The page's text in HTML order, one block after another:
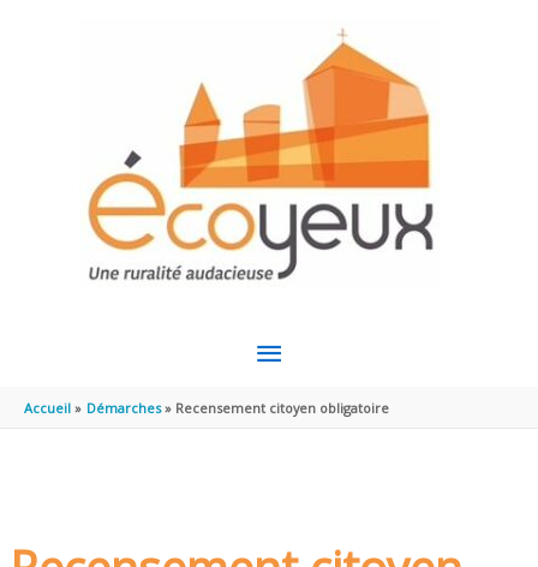
MENU
PRINCIPAL
Accueil Démarches Recensement citoyen obligatoire